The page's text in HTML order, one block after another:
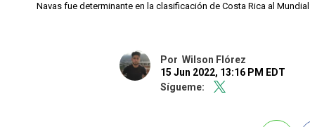
Navas fue determinante en la clasificación de Costa Rica al
Por Wilson Flórez
15 Jun 2022, 13:16 PM EDT
Sígueme: